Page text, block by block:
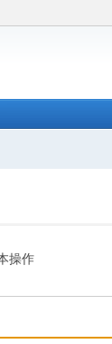
操作